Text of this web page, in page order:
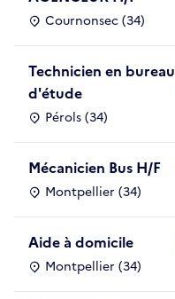
Cournonsec (34)
Technicien en bureau
d'étude
Pérols (34)
Mécanicien Bus H/F
Montpellier (34)
Aide à domicile
Montpellier (34)